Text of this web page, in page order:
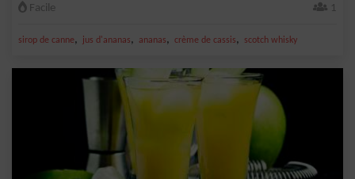
Facile 1
sirop de canne, jus d'ananas, ananas, crème de cassis, scotch whisky